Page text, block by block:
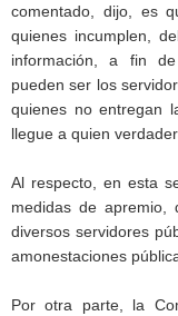
comentado, dijo, es
quienes incumplen,
información, a fin
pueden ser los
quienes no entregan
llegue a quien
Al respecto, en esta
medidas de apremio,
diversos servidores
amonestaciones
Por otra parte, la